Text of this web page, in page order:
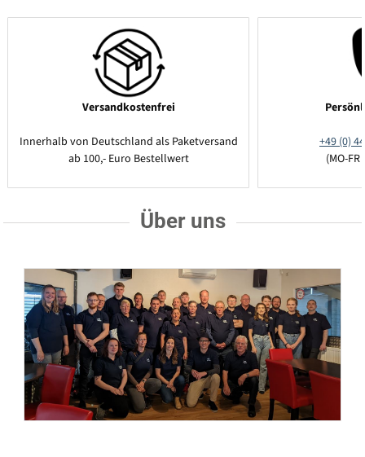
Versandkostenfrei
Innerhalb von Deutschland als Paketversand
ab 100,- Euro Bestellwert
+49 (0)
(MO-
Über uns